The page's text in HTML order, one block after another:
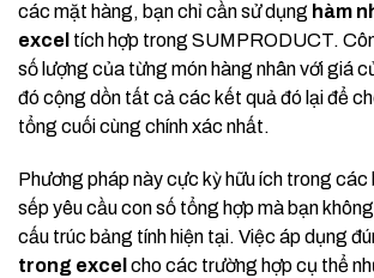
các mặt hàng, bạn chỉ cần sử dụng hàm
excel tích hợp trong SUMPRODUCT.
số lượng của từng món hàng nhân với giá
đó cộng dồn tất cả các kết quả đó lại để
tổng cuối cùng chính xác nhất.
Phương pháp này cực kỳ hữu ích trong các
sếp yêu cầu con số tổng hợp mà bạn
cấu trúc bảng tính hiện tại. Việc áp dụng
trong excel cho các trường hợp cụ thể